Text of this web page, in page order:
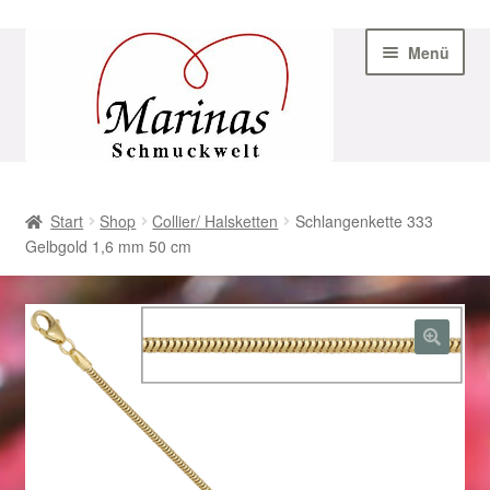
Navigation
Menü
AGB
Beispiel-Seite
Datenschutz
Geschenke zu Ostern 2023
Geschenke zu Ostern 2024
Start Shop Collier/ Halsketten
Schlangenkette 333
Gelbgold 1,6 mm 50 cm